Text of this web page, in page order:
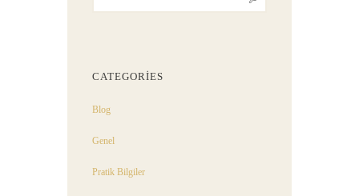
CATEGORIES
Blog
Genel
Pratik Bilgiler